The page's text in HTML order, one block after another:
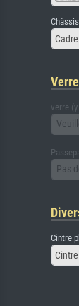
Châssis
verre
Pas
Cintre